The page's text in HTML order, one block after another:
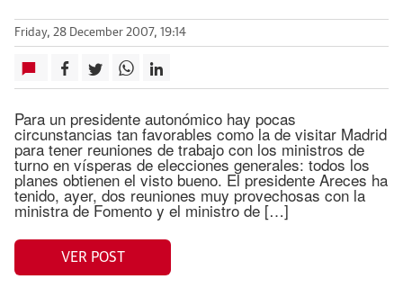
Friday, 28 December 2007, 19:14
Para un presidente autonómico hay pocas
circunstancias tan favorables como la de visitar Madrid
para tener reuniones de trabajo con los ministros de
turno en vísperas de elecciones generales: todos los
planes obtienen el visto bueno. El presidente Areces ha
tenido, ayer, dos reuniones muy provechosas con la
ministra de Fomento y el ministro de […]
VER POST